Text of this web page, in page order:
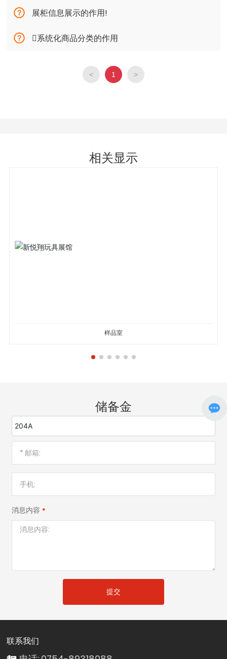
展柜信息展示的作用!
系统化商品分类的作用
< 1 >
相关显示
样品室
储备金
204A
消息内容
提交
联系我们